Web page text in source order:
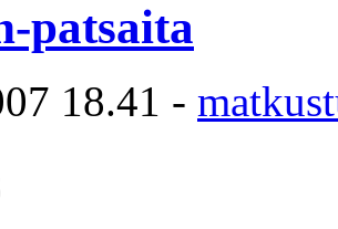
patsaita
18.41 -